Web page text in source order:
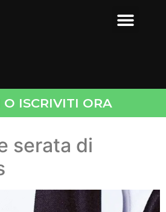
O ISCRIVITI ORA
serata di